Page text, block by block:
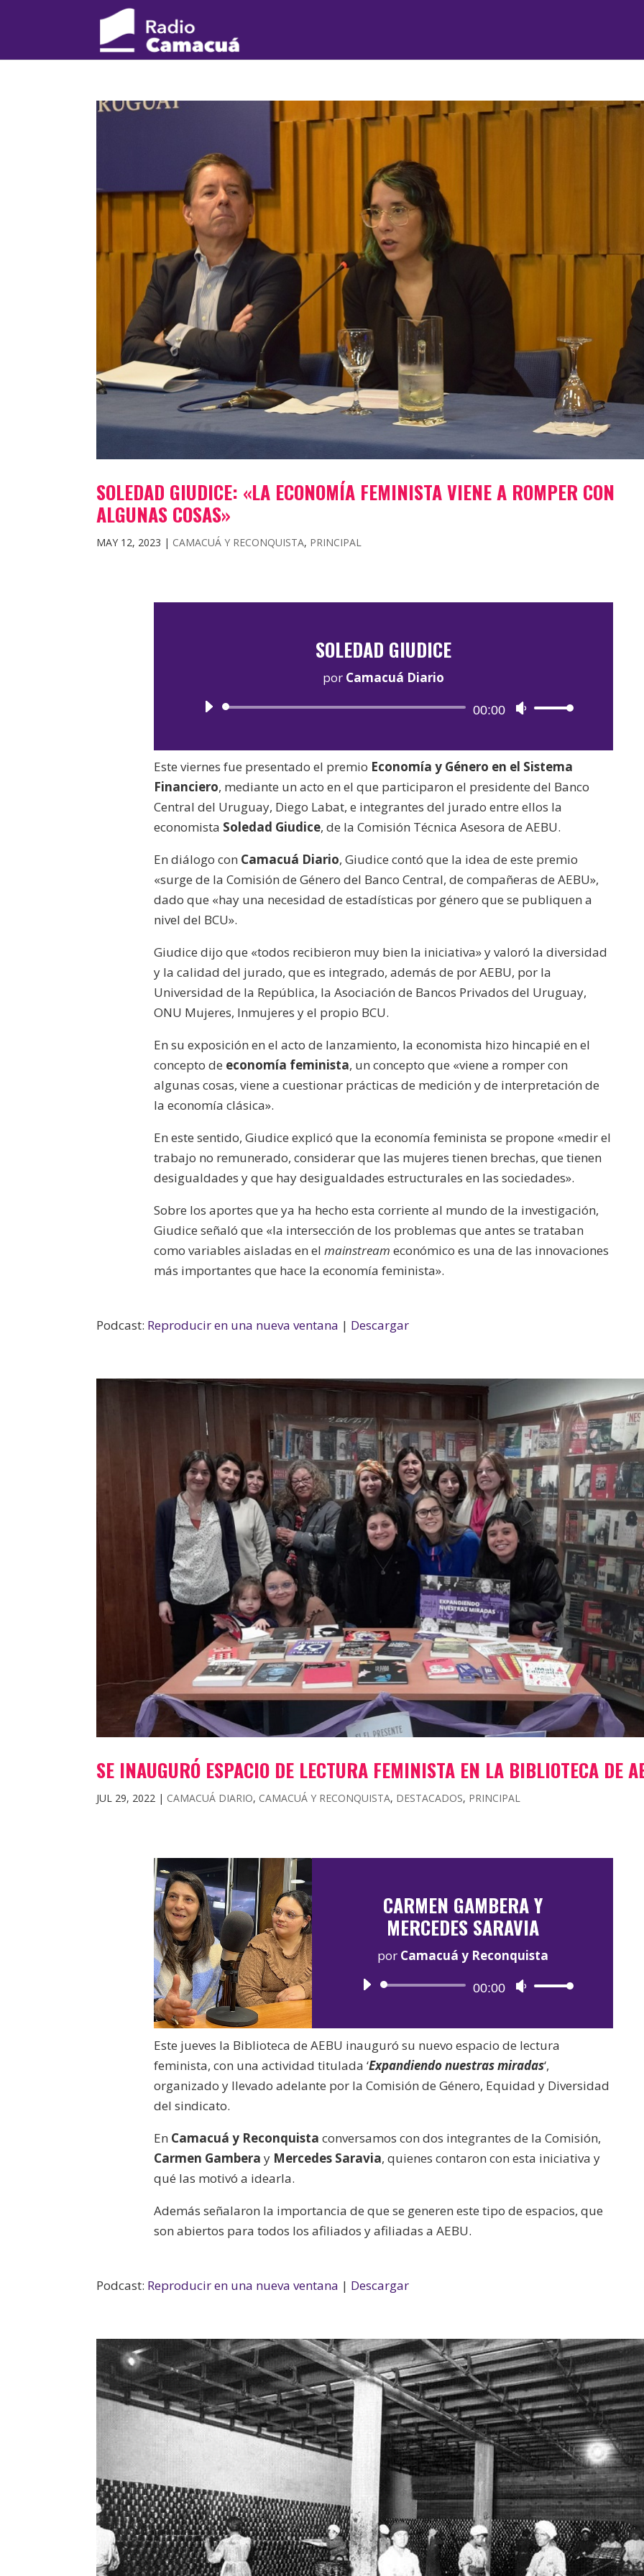
SOLEDAD GIUDICE: «LA ECONOMÍA FEMINISTA VIENE A ROMPER CON
ALGUNAS COSAS»
MAY 12, 2023 | CAMACUÁ Y RECONQUISTA, PRINCIPAL
SOLEDAD GIUDICE
por Camacuá Diario
Reproductor
audio
00:00
Utiliza
teclas
de
flecha
arriba/abajo
para
Este viernes fue presentado el premio Economía y Género en el Sistema
Financiero, mediante un acto en el que participaron el presidente del Banco
Central del Uruguay, Diego Labat, e integrantes del jurado entre ellos la
economista Soledad Giudice, de la Comisión Técnica Asesora de AEBU.
En diálogo con Camacuá Diario, Giudice contó que la idea de este premio
«surge de la Comisión de Género del Banco Central, de compañeras de AEBU»,
dado que «hay una necesidad de estadísticas por género que se publiquen a
nivel del BCU».
Giudice dijo que «todos recibieron muy bien la iniciativa» y valoró la diversidad
y la calidad del jurado, que es integrado, además de por AEBU, por la
Universidad de la República, la Asociación de Bancos Privados del Uruguay,
ONU Mujeres, Inmujeres y el propio BCU.
En su exposición en el acto de lanzamiento, la economista hizo hincapié en el
concepto de economía feminista, un concepto que «viene a romper con
algunas cosas, viene a cuestionar prácticas de medición y de interpretación de
la economía clásica».
En este sentido, Giudice explicó que la economía feminista se propone «medir el
trabajo no remunerado, considerar que las mujeres tienen brechas, que tienen
desigualdades y que hay desigualdades estructurales en las sociedades».
Sobre los aportes que ya ha hecho esta corriente al mundo de la investigación,
Giudice señaló que «la intersección de los problemas que antes se trataban
como variables aisladas en elmainstream económico es una de las innovaciones
más importantes que hace la economía feminista».
Podcast: Reproducir en una nueva ventana | Descargar
SE INAUGURÓ ESPACIO DE LECTURA FEMINISTA EN LA BIBLIOTECA DE
JUL 29, 2022 | CAMACUÁ DIARIO, CAMACUÁ Y RECONQUISTA, DESTACADOS, PRINCIPAL
CARMEN GAMBERA Y
MERCEDES SARAVIA
por Camacuá y Reconquista
Reproductor
audio
00:00
Utiliza
teclas
de
flecha
arriba/abajo
volumen.
Este jueves la Biblioteca de AEBU inauguró su nuevo espacio de lectura
feminista, con una actividad titulada ‘Expandiendo nuestras miradas‘,
organizado y llevado adelante por la Comisión de Género, Equidad y Diversidad
del sindicato.
En Camacuá y Reconquista conversamos con dos integrantes de la Comisión,
Carmen Gambera y Mercedes Saravia, quienes contaron con esta iniciativa y
qué las motivó a idearla.
Además señalaron la importancia de que se generen este tipo de espacios, que
son abiertos para todos los afiliados y afiliadas a AEBU.
Podcast: Reproducir en una nueva ventana | Descargar